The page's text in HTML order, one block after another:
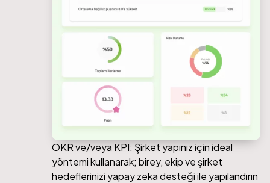
OKR ve/veya KPI: Şirket yapınız için ideal
yöntemi kullanarak; birey, ekip ve şirket
hedeflerinizi yapay zeka desteği ile yapılandırın